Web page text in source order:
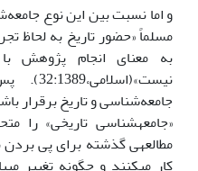
و اما نسبت بین این نوع
مسلماً «حضور تاریخ به لحاظ
به معنای انجام پژوهش
جامعه‌شناسی و تاریخ برقرار
«جامعه­شناسی تاریخی» را
مطالعه­ی گذشته برای پی